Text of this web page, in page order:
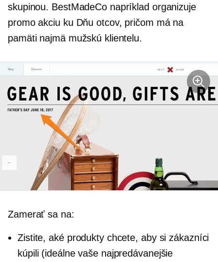
skupinou. BestMadeCo napríklad organizuje
promo akciu ku Dňu otcov, pričom má na
pamäti najmä mužskú klientelu.
Zamerať sa na:
Zistite, aké produkty chcete, aby si zákazníci
kúpili (ideálne vaše najpredávanejšie